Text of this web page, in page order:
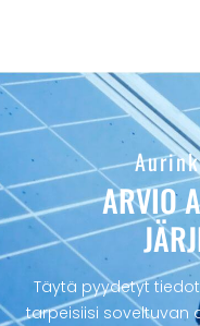
ARVIO
Täytä pyydetyt
tarpeisiisi soveltuvan